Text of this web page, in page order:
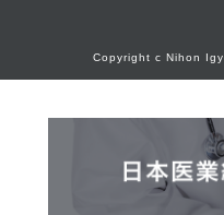
Copyright c Nihon